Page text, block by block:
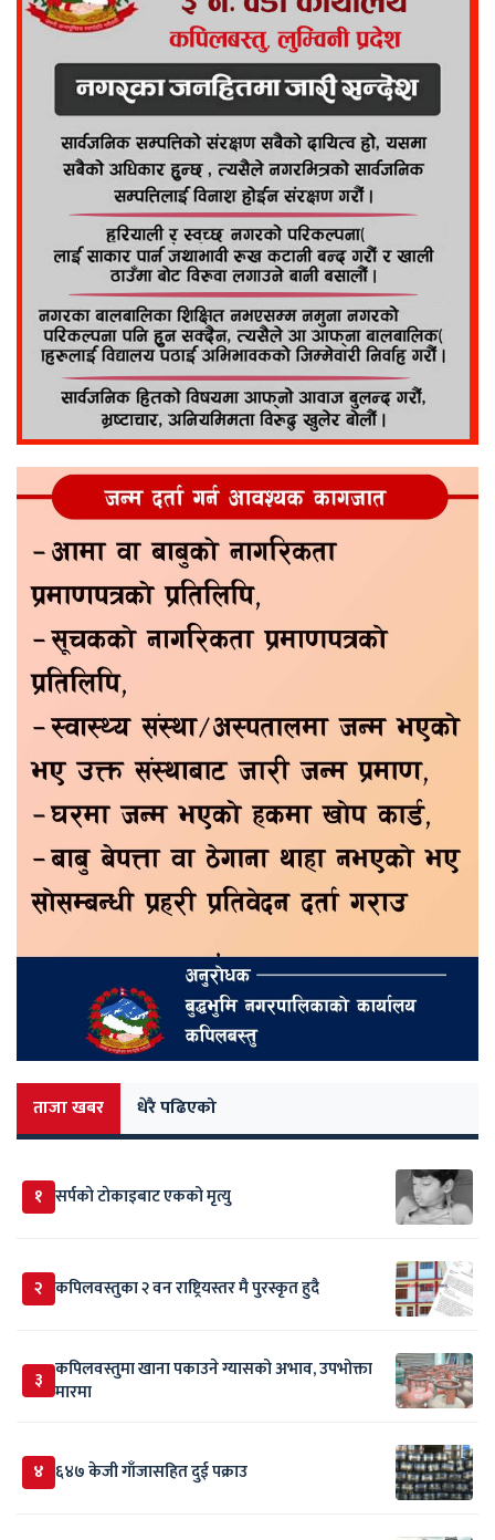
ताजा खबर धेरै पढिएको
१ सर्पकाे टाेकाइबाट एकको मृत्यु
२ कपिलवस्तुका २ वन राष्ट्रियस्तर मै पुरस्कृत हुदै
३ कपिलवस्तुमा खाना पकाउने ग्यासको अभाव, उपभोक्ता
मारमा
४ ६४७ केजी गाँजासहित दुई पक्राउ